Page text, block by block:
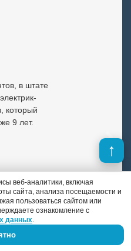
в штате
который
9 лет.
Next
веб-аналитики, включая
сайта, анализа посещаемости и
пользоваться сайтом или
ознакомление с
данных.